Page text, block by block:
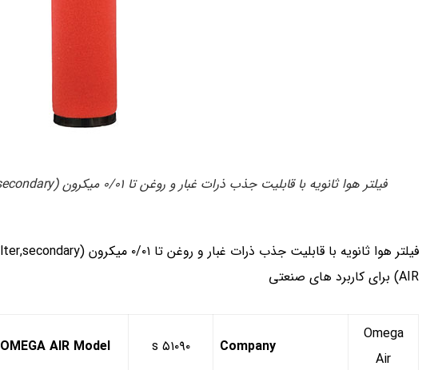
فیلتر هوا ثانویه با قابلیت جذب ذرات غبار و روغن تا ۰/۰۱ میکرون (air filter,secondary) مدل۵۱۰۹۰S
AIR) برای کاربرد های صنعتی
Omega
Air
Company ۵۱۰۹۰ s OMEGA AIR Model